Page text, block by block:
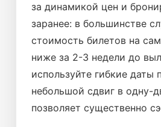
за динамикой цен и
заранее: в большинстве
стоимость билетов на
ниже за 2-3 недели до
используйте гибкие даты
небольшой сдвиг в одну-
позволяет существенно